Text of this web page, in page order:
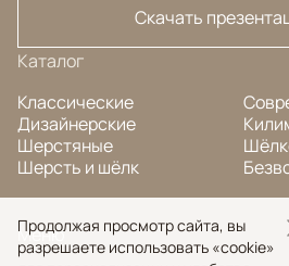
Скачать
Каталог
Классические
Дизайнерские
Шерстяные
Шерсть и шёлк
Меню
Продолжая просмотр сайта, вы
разрешаете использовать «cookie»